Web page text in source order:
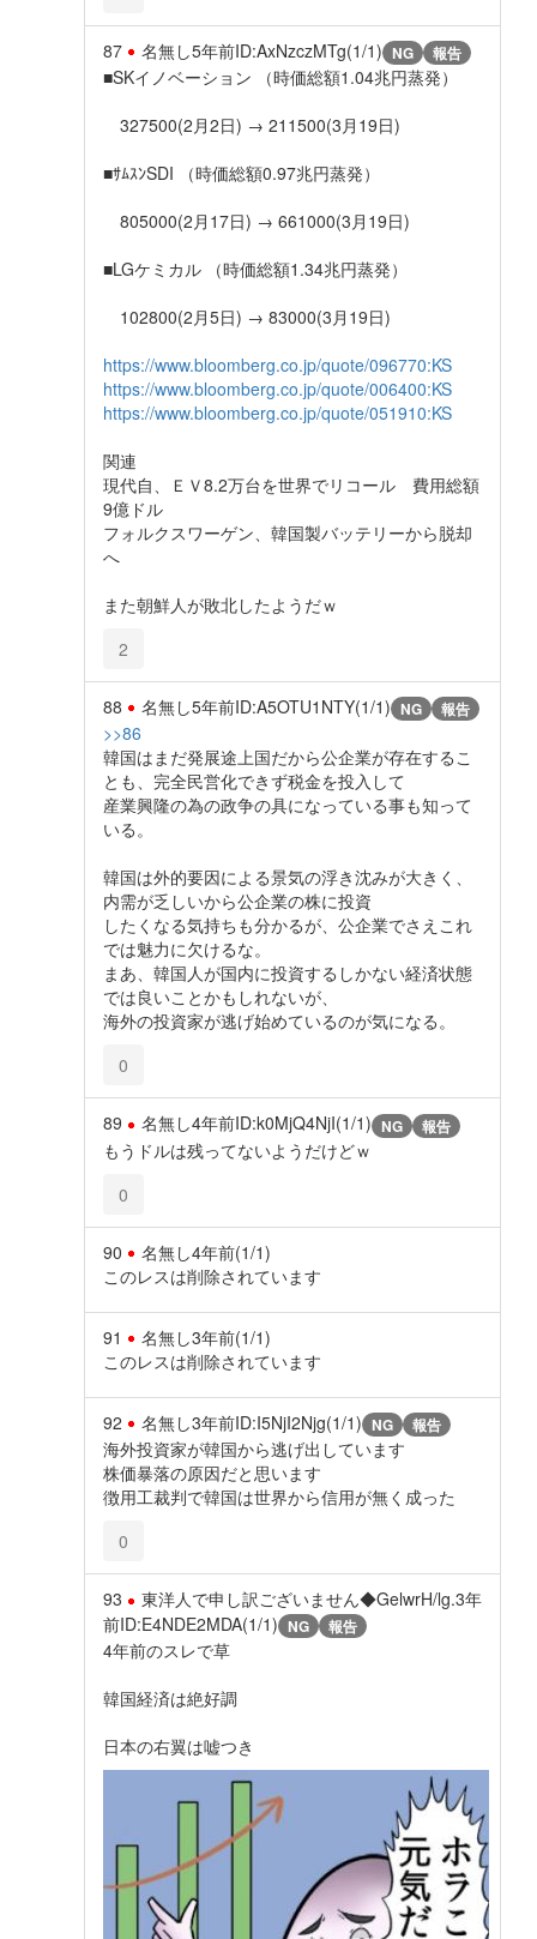
87 名無し5年前ID:AxNzczMTg(1/1) NG 報告
■SKイノベーション （時価総額1.04兆円蒸発）
327500(2月2日) → 211500(3月19日)
■ｻﾑｽﾝSDI （時価総額0.97兆円蒸発）
805000(2月17日) → 661000(3月19日)
■LGケミカル （時価総額1.34兆円蒸発）
102800(2月5日) → 83000(3月19日)
https://www.bloomberg.co.jp/quote/096770:KS
https://www.bloomberg.co.jp/quote/006400:KS
https://www.bloomberg.co.jp/quote/051910:KS
関連
現代自、ＥＶ8.2万台を世界でリコール 費用総額
9億ドル
フォルクスワーゲン、韓国製バッテリーから脱却
へ
また朝鮮人が敗北したようだｗ
2
88 名無し5年前ID:A5OTU1NTY(1/1) NG 報告
>>86
韓国はまだ発展途上国だから公企業が存在するこ
とも、完全民営化できず税金を投入して
産業興隆の為の政争の具になっている事も知って
いる。
韓国は外的要因による景気の浮き沈みが大きく、
内需が乏しいから公企業の株に投資
したくなる気持ちも分かるが、公企業でさえこれ
では魅力に欠けるな。
まあ、韓国人が国内に投資するしかない経済状態
では良いことかもしれないが、
海外の投資家が逃げ始めているのが気になる。
0
89 名無し4年前ID:k0MjQ4NjI(1/1) NG 報告
もうドルは残ってないようだけどｗ
0
90 名無し4年前(1/1)
このレスは削除されています
91 名無し3年前(1/1)
このレスは削除されています
92 名無し3年前ID:I5NjI2Njg(1/1) NG 報告
海外投資家が韓国から逃げ出しています
株価暴落の原因だと思います
徴用工裁判で韓国は世界から信用が無く成った
0
93 東洋人で申し訳ございません◆GelwrH/lg.3年
前ID:E4NDE2MDA(1/1) NG 報告
4年前のスレで草
韓国経済は絶好調
日本の右翼は嘘つき